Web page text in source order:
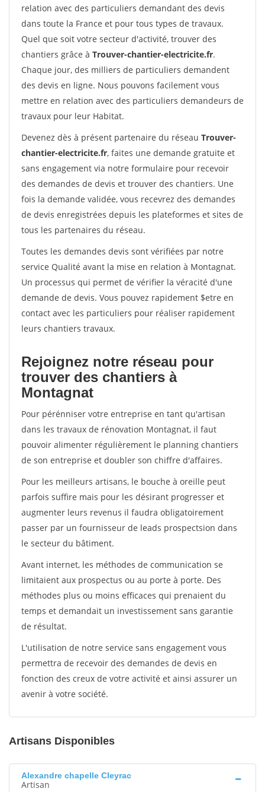
relation avec des particuliers demandant des devis
dans toute la France et pour tous types de travaux.
Quel que soit votre secteur d'activité, trouver des
chantiers grâce à Trouver-chantier-electricite.fr.
Chaque jour, des milliers de particuliers demandent
des devis en ligne. Nous pouvons facilement vous
mettre en relation avec des particuliers demandeurs de
travaux pour leur Habitat.
Devenez dès à présent partenaire du réseau Trouver-
chantier-electricite.fr, faites une demande gratuite et
sans engagement via notre formulaire pour recevoir
des demandes de devis et trouver des chantiers. Une
fois la demande validée, vous recevrez des demandes
de devis enregistrées depuis les plateformes et sites de
tous les partenaires du réseau.
Toutes les demandes devis sont vérifiées par notre
service Qualité avant la mise en relation à Montagnat.
Un processus qui permet de vérifier la véracité d'une
demande de devis. Vous pouvez rapidement $etre en
contact avec les particuliers pour réaliser rapidement
leurs chantiers travaux.
Rejoignez notre réseau pour
trouver des chantiers à
Montagnat
Pour pérénniser votre entreprise en tant qu'artisan
dans les travaux de rénovation Montagnat, il faut
pouvoir alimenter régulièrement le planning chantiers
de son entreprise et doubler son chiffre d'affaires.
Pour les meilleurs artisans, le bouche à oreille peut
parfois suffire mais pour les désirant progresser et
augmenter leurs revenus il faudra obligatoirement
passer par un fournisseur de leads prospectsion dans
le secteur du bâtiment.
Avant internet, les méthodes de communication se
limitaient aux prospectus ou au porte à porte. Des
méthodes plus ou moins efficaces qui prenaient du
temps et demandait un investissement sans garantie
de résultat.
L'utilisation de notre service sans engagement vous
permettra de recevoir des demandes de devis en
fonction des creux de votre activité et ainsi assurer un
avenir à votre société.
Artisans Disponibles
Alexandre chapelle Cleyrac
Artisan